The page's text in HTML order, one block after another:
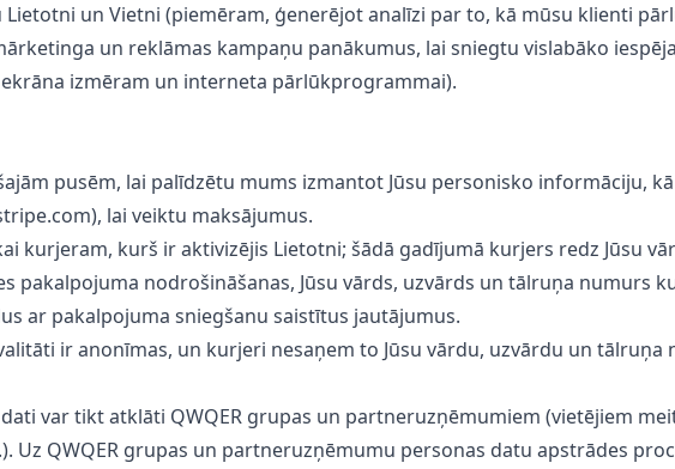
un Vietni (piemēram, ģenerējot analīzi par to, kā mūsu klienti
un reklāmas kampaņu panākumus, lai sniegtu vislabāko
izmēram un interneta pārlūkprogrammai).
pusēm, lai palīdzētu mums izmantot Jūsu personisko informāciju,
lai veiktu maksājumus.
kurjeram, kurš ir aktivizējis Lietotni; šādā gadījumā kurjers redz Jūsu
pakalpojuma nodrošināšanas, Jūsu vārds, uzvārds un tālruņa numurs
ar pakalpojuma sniegšanu saistītus jautājumus.
ir anonīmas, un kurjeri nesaņem to Jūsu vārdu, uzvārdu un tālruņa
var tikt atklāti QWQER grupas un partneruzņēmumiem (vietējiem
QWQER grupas un partneruzņēmumu personas datu apstrādes